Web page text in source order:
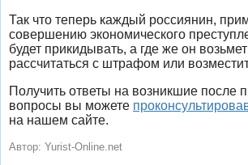
Так что теперь каждый россиянин,
совершению экономического
будет прикидывать, а где же он
рассчитаться с штрафом или
Получить ответы на возникшие после
вопросы вы можете
на нашем сайте.
Автор: Yurist-Online.net